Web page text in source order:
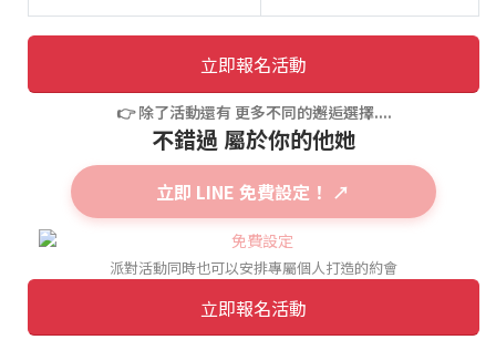
立即報名活動
👉 除了活動還有 更多不同的邂逅選擇....
不錯過 屬於你的他她
立即 LINE 免費設定！ ↗
派對活動同時也可以安排專屬個人打造的約會
立即報名活動